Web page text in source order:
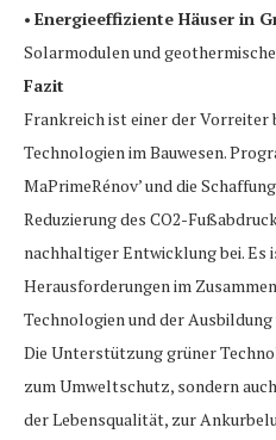
• Energieeffiziente Häuser in
Solarmodulen und
Fazit
Frankreich ist einer der Vorreiter
Technologien im Bauwesen.
MaPrimeRénov’ und die
Reduzierung des CO2-
nachhaltiger Entwicklung bei. Es
Herausforderungen im
Technologien und der
Die Unterstützung grüner
zum Umweltschutz, sondern
der Lebensqualität, zur